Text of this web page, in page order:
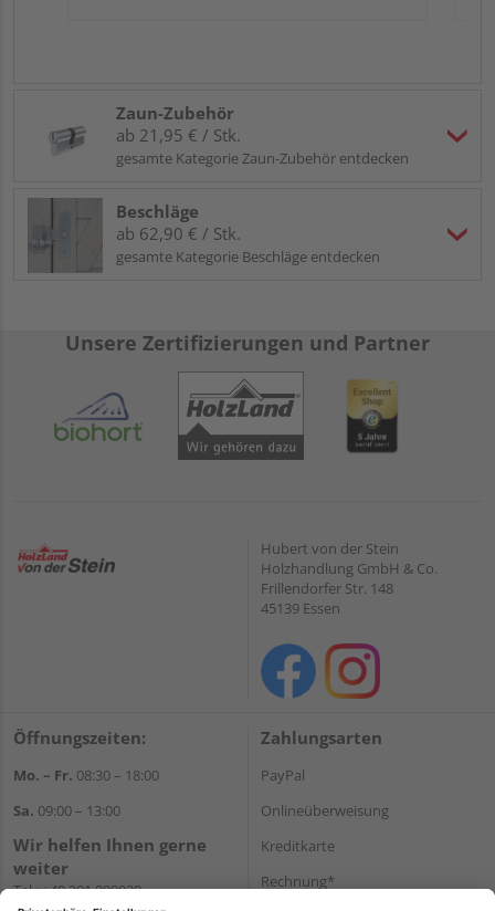
Zaun-Zubehör
ab 21,95 € / Stk.
gesamte Kategorie Zaun-Zubehör entdecken
Beschläge
ab 62,90 € / Stk.
gesamte Kategorie Beschläge entdecken
Unsere Zertifizierungen und Partner
Hubert von der Stein
Holzhandlung GmbH & Co.
Frillendorfer Str. 148
45139 Essen
Öffnungszeiten:
Mo. – Fr. 08:30 – 18:00
Sa. 09:00 – 13:00
Wir helfen Ihnen gerne
weiter
Tel.:+49 201 898020
Zahlungsarten
PayPal
Onlineüberweisung
Kreditkarte
Rechnung*